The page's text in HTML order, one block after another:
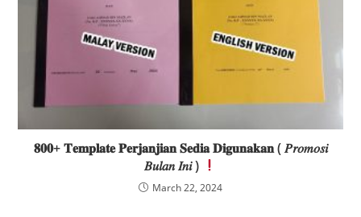
𝟖𝟎𝟎+ 𝐓𝐞𝐦𝐩𝐥𝐚𝐭𝐞 𝐏𝐞𝐫𝐣𝐚𝐧𝐣𝐢𝐚𝐧 𝐒𝐞𝐝𝐢𝐚 𝐃𝐢𝐠𝐮𝐧𝐚𝐤𝐚𝐧 ( 𝑃𝑟𝑜𝑚𝑜𝑠𝑖
𝐵𝑢𝑙𝑎𝑛 𝐼𝑛𝑖 )
March 22, 2024